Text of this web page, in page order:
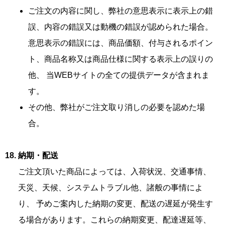
ご注文の内容に関し、弊社の意思表示に表示上の錯
誤、内容の錯誤又は動機の錯誤が認められた場合。
意思表示の錯誤には、商品価額、付与されるポイン
ト、商品名称又は商品仕様に関する表示上の誤りの
他、 当WEBサイトの全ての提供データが含まれま
す。
その他、弊社がご注文取り消しの必要を認めた場
合。
納期・配送
ご注文頂いた商品によっては、入荷状況、交通事情、
天災、天候、システムトラブル他、諸般の事情によ
り、 予めご案内した納期の変更、配送の遅延が発生す
る場合があります。これらの納期変更、配達遅延等、